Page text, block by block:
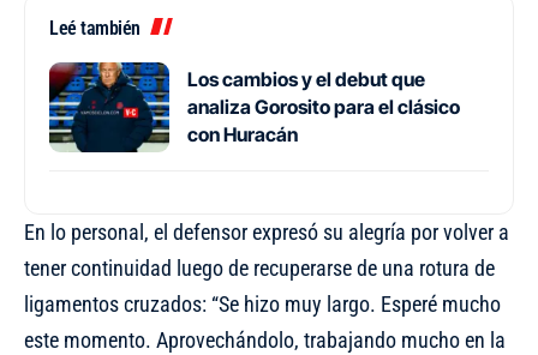
Leé también
Los cambios y el debut que
analiza Gorosito para el clásico
con Huracán
En lo personal, el defensor expresó su alegría por volver a
tener continuidad luego de recuperarse de una rotura de
ligamentos cruzados: “Se hizo muy largo. Esperé mucho
este momento. Aprovechándolo, trabajando mucho en la